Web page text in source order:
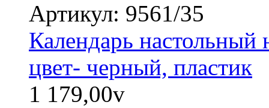
Артикул: 9561/35
Календарь настольный
цвет- черный, пластик
1 179,00v